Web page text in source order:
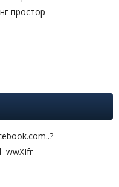
простор